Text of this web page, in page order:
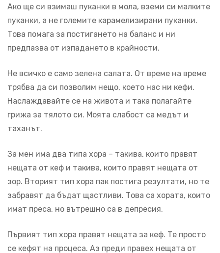
Ако ще си взимаш пуканки в мола, вземи си малките
пуканки, а не големите карамелизирани пуканки.
Това помага за постигането на баланс и ни
предпазва от изпадането в крайности.
Не всичко е само зелена салата. От време на време
трябва да си позволим нещо, което нас ни кефи.
Наслаждавайте се на живота и така полагайте
грижа за тялото си. Моята слабост са медът и
таханът.
За мен има два типа хора – такива, които правят
нещата от кеф и такива, които правят нещата от
зор. Вторият тип хора пак постига резултати, но те
забравят да бъдат щастливи. Това са хората, които
имат преса, но вътрешно са в депресия.
Първият тип хора правят нещата за кеф. Те просто
се кефят на процеса. Аз преди правех нещата от